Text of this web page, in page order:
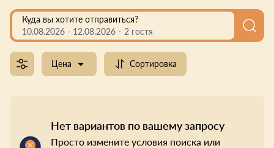
Куда вы хотите отправиться?
10.08.2026 - 12.08.2026 2 гостя
Цена Сортировка
Нет вариантов по вашему запросу
Просто измените условия поиска или